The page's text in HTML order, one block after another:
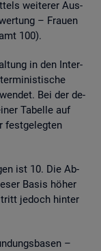
wei­te­rer Aus­
– Frau­en
100).
in den In­ter­
Bei der de­
Ta­bel­le auf
fest­ge­leg­ten
ist 10. Die Ab­
Basis höher
je­doch hin­ter
–